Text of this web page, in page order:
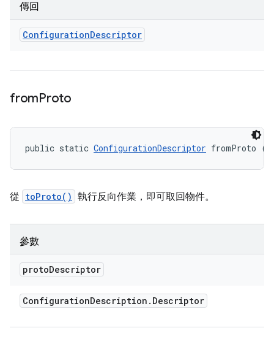
傳回
ConfigurationDescriptor
fromProto
public static ConfigurationDescriptor fromProto
從 toProto() 執行反向作業，即可取回物件。
參數
protoDescriptor
ConfigurationDescription . Descriptor